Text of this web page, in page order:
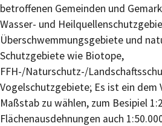
betroffenen Gemeinden und
Wasser- und
Überschwemmungsgebiete und
Schutzgebiete wie Biotope,
FFH-/Naturschutz-/
Vogelschutzgebiete; Es ist ein dem
Maßstab zu wählen, zum Besipiel
Flächenausdehnungen auch